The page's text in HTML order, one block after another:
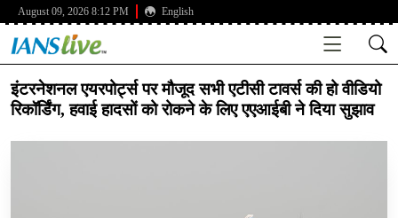
August 09, 2026 8:12 PM English
इंटरनेशनल एयरपोर्ट्स पर मौजूद सभी एटीसी टावर्स की हो वीडियो
रिकॉर्डिंग, हवाई हादसों को रोकने के लिए एएआईबी ने दिया सुझाव